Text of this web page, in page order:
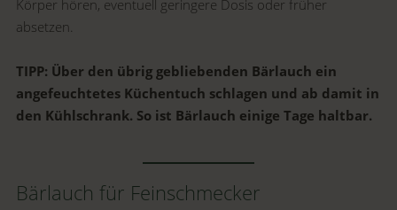
Körper hören, eventuell geringere Dosis oder früher
absetzen.
TIPP: Über den übrig gebliebenden Bärlauch ein
angefeuchtetes Küchentuch schlagen und ab damit in
den Kühlschrank. So ist Bärlauch einige Tage haltbar.
Bärlauch für Feinschmecker